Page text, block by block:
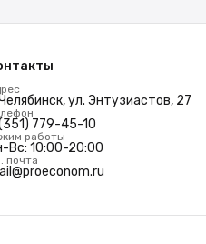
ул. Энтузиастов, 27
779-45-10
работы
Вс: 10:00-20:00
почта